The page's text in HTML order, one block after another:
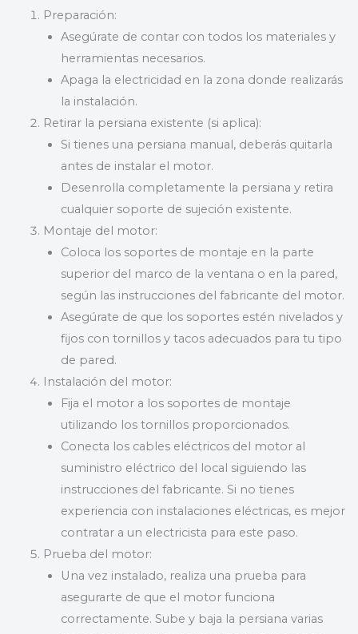
Preparación:
Asegúrate de contar con todos los materiales y
herramientas necesarios.
Apaga la electricidad en la zona donde realizarás
la instalación.
Retirar la persiana existente (si aplica):
Si tienes una persiana manual, deberás quitarla
antes de instalar el motor.
Desenrolla completamente la persiana y retira
cualquier soporte de sujeción existente.
Montaje del motor:
Coloca los soportes de montaje en la parte
superior del marco de la ventana o en la pared,
según las instrucciones del fabricante del motor.
Asegúrate de que los soportes estén nivelados y
fijos con tornillos y tacos adecuados para tu tipo
de pared.
Instalación del motor:
Fija el motor a los soportes de montaje
utilizando los tornillos proporcionados.
Conecta los cables eléctricos del motor al
suministro eléctrico del local siguiendo las
instrucciones del fabricante. Si no tienes
experiencia con instalaciones eléctricas, es mejor
contratar a un electricista para este paso.
Prueba del motor:
Una vez instalado, realiza una prueba para
asegurarte de que el motor funciona
correctamente. Sube y baja la persiana varias